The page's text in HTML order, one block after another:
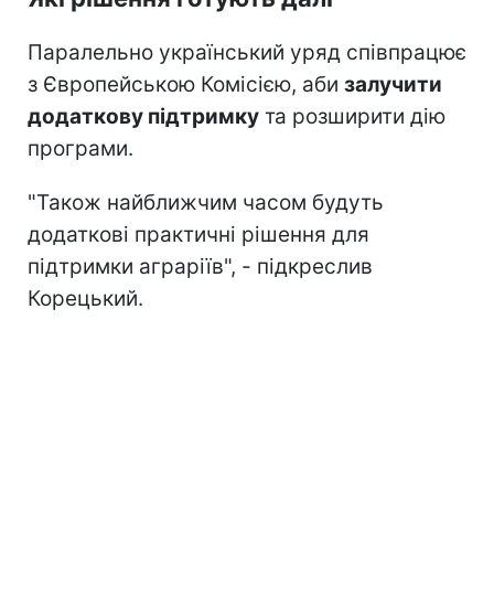
Паралельно український уряд співпрацює
з Європейською Комісією, аби залучити
додаткову підтримку та розширити дію
програми.
"Також найближчим часом будуть
додаткові практичні рішення для
підтримки аграріїв", - підкреслив
Корецький.